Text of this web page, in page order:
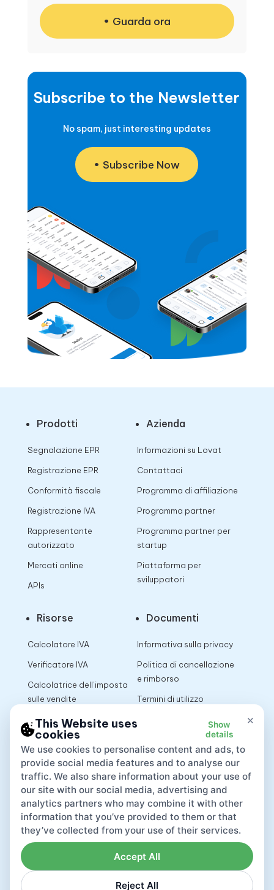
Guarda ora
Subscribe to the Newsletter
No spam, just interesting updates
Subscribe Now
Prodotti
Segnalazione EPR
Registrazione EPR
Conformità fiscale
Registrazione IVA
Rappresentante
autorizzato
Mercati online
APIs
Azienda
Informazioni su Lovat
Contattaci
Programma di affiliazione
Programma partner
Programma partner per
startup
Piattaforma per
sviluppatori
Risorse
Calcolatore IVA
Verificatore IVA
Calcolatrice dell’imposta
sulle vendite
Documenti
Informativa sulla privacy
Politica di cancellazione
e rimborso
Termini di utilizzo
×
This Website uses
cookies
Show
details
We use cookies to personalise content and ads, to
provide social media features and to analyse our
traffic. We also share information about your use of
our site with our social media, advertising and
analytics partners who may combine it with other
information that you’ve provided to them or that
they’ve collected from your use of their services.
Reject All
Accept All